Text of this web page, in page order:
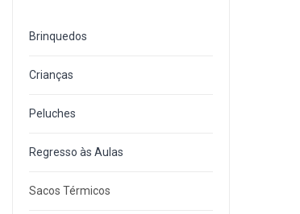
Brinquedos
Crianças
Peluches
Regresso às Aulas
Sacos Térmicos